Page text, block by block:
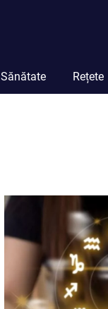
Sănătate Rețete